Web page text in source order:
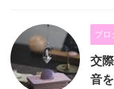
ブロ
交
音